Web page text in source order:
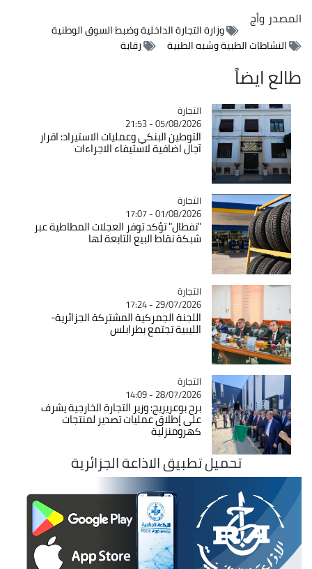
المصدروأج
وزارة التجارة الداخلية وضبط السوق الوطنية
النشاطات الطبية وشبه الطبية
رقابة
طالع ايضاً
Catégorie
التجارة
05/08/2026 - 21:53
التوطين البنكي وعمليات الاستيراد: اقرار
آجال اضافية لاستيفاء الاجراءات
Catégorie
التجارة
01/08/2026 - 17:07
"نفطال" تؤكد توفر العجلات المطاطية عبر
شبكة نقاط البيع التابعة لها
Catégorie
التجارة
29/07/2026 - 17:24
اللجنة الجمركية المشتركة الجزائرية-
الليبية تجتمع بطرابلس
Catégorie
التجارة
28/07/2026 - 14:09
برج بوعريريج: وزير التجارة الخارجية يشرف
على إطلاق عمليات تصدير لمنتجات
كهرومنزلية
تحميل تطبيق الاذاعة الجزائرية